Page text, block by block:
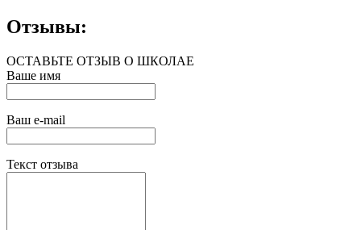
Отзывы:
ОСТАВЬТЕ ОТЗЫВ О ШКОЛАЕ
Ваше имя
Ваш e-mail
Текст отзыва